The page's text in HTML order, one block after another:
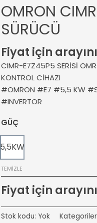
OMRON
SÜRÜCÜ
Fiyat için
CIMR-E7Z45P5 SERİSİ
KONTROL CİHAZI
#OMRON #E7 #5,5 KW
#INVERTOR
GÜÇ
5,5KW
TEMIZLE
Fiyat için
Stok kodu: Yok